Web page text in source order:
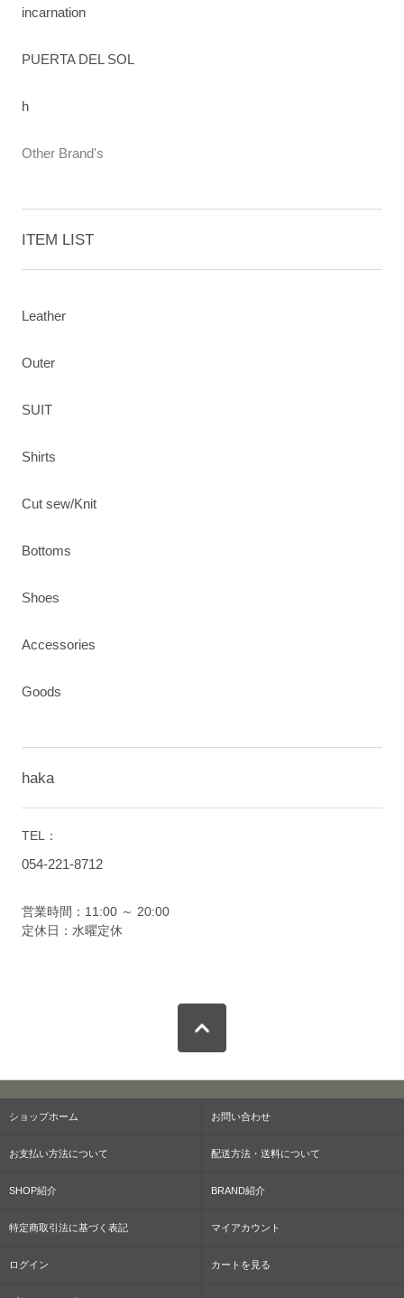
incarnation
PUERTA DEL SOL
h
Other Brand's
ITEM LIST
Leather
Outer
SUIT
Shirts
Cut sew/Knit
Bottoms
Shoes
Accessories
Goods
haka
TEL：
054-221-8712
営業時間：11:00 ～ 20:00
定休日：水曜定休
ショップホーム お問い合わせ
お支払い方法について 配送方法・送料について
SHOP紹介 BRAND紹介
特定商取引法に基づく表記 マイアカウント
ログイン カートを見る